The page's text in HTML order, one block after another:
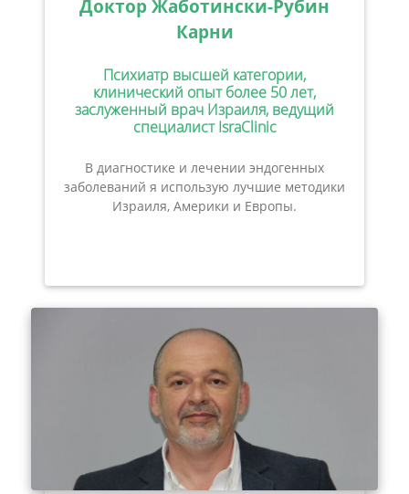
Доктор Жаботински-Рубин
Карни
Психиатр высшей категории,
клинический опыт более 50 лет,
заслуженный врач Израиля, ведущий
специалист IsraClinic
В диагностике и лечении эндогенных
заболеваний я использую лучшие методики
Израиля, Америки и Европы.